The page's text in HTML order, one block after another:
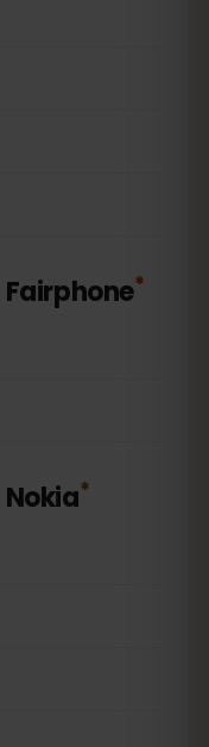
Fairphone*
Nokia*